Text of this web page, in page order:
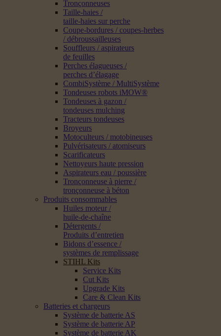
Tronçonneuses
Taille-haies /
taille-haies sur perche
Coupe-bordures / coupes-herbes
/ débroussailleuses
Souffleurs / aspirateurs
de feuilles
Perches élagueuses /
perches d’élagage
CombiSystème / MultiSystème
Tondeuses robots iMOW®
Tondeuses à gazon /
tondeuses mulching
Tracteurs tondeuses
Broyeurs
Motoculteurs / motobineuses
Pulvérisateurs / atomiseurs
Scarificateurs
Nettoyeurs haute pression
Aspirateurs eau / poussière
Tronçonneuse à pierre /
tronçonneuse à béton
Produits consommables
Huiles moteur /
huile-de-chaîne
Détergents /
Produits d’entretien
Bidons d’essence /
systèmes de remplissage
STIHL Kits
Service Kits
Cut Kits
Upgrade Kits
Care & Clean Kits
Batteries et chargeurs
Système de batterie AS
Système de batterie AP
Système de batterie AK